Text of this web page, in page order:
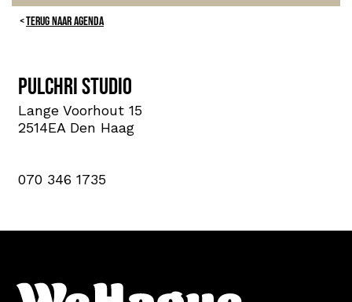
TERUG NAAR AGENDA
Pulchri Studio
Lange Voorhout 15
2514EA Den Haag
070 346 1735